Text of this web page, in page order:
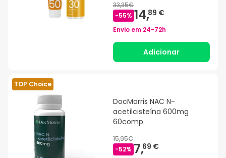
33,35€
-55% 14,89 €
Envio em 24-72h
Adicionar
TOP Choice
DocMorris NAC N-
acetilcisteína 600mg
60comp
15,95€
-52% 7,69 €